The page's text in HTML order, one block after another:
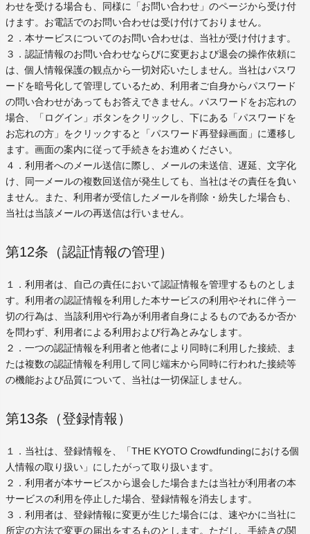
わせを受ける場合も、同様に「お問い合わせ」のページから受け付
けます。お電話でのお問い合わせは受け付けておりません。
２．本サービスについてのお問い合わせは、当社が受け付けます。
３．認証情報のお問い合わせならびに変更および退会の操作依頼に
は、個人情報保護の観点から一切対応いたしません。当社はパスワ
ードを暗号化して管理しているため、利用者ご自身からパスワード
の問い合わせがあってもお答えできません。パスワードをお忘れの
場合、「ログイン」ボタンをクリックし、下にある「パスワードを
お忘れの方」をクリックすると「パスワード再登録画面」に遷移し
ます。画面の案内に従って手続きをお進めください。
４．利用者へのメール送信に際し、メールの未送信、遅延、文字化
け、同一メールの複数回送信が発生しても、当社はその責任を負い
ません。また、利用者が受信したメールを削除・紛失した場合も、
当社は当該メールの再送信は行いません。
第12条（認証情報の管理）
１．利用者は、自己の責任において認証情報を管理するものとしま
す。利用者の認証情報を利用した本サービスの利用やそれに伴う一
切の行為は、当該利用や行為が利用者自身によるものであるか否か
を問わず、利用者による利用および行為とみなします。
２．一つの認証情報を利用者と他者により同時に利用した接続、ま
たは複数の認証情報を利用して同じ端末から同時に行われた接続等
の機能および品質について、当社は一切保証しません。
第13条（登録情報）
１．当社は、登録情報を、「THE KYOTO Crowdfundingにおける個
人情報の取り扱い」にしたがって取り扱います。
２．利用者が本サービスから退会した場合または当社が利用者の本
サービスの利用を停止した場合、登録情報を消去します。
３．利用者は、登録情報に変更が生じた場合には、速やかに当社に
所定の方法で変更の届出をするものとします。ただし、手続きの関